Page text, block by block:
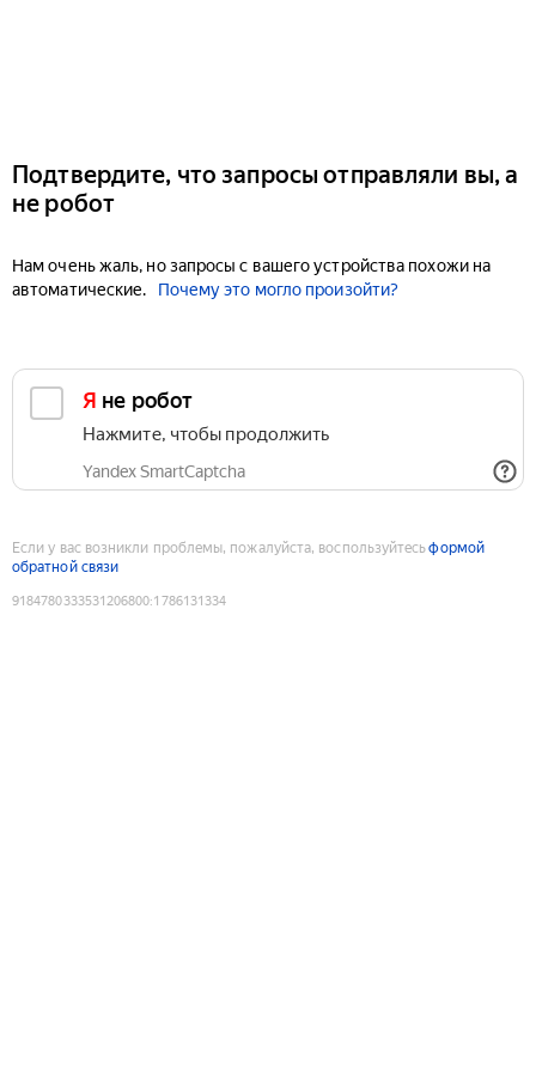
Подтвердите, что запросы отправляли вы, а
не робот
Нам очень жаль, но запросы с вашего устройства похожи на
автоматические.
Почему это могло произойти?
Я не робот
Нажмите, чтобы продолжить
Yandex SmartCaptcha
Если у вас возникли проблемы, пожалуйста, воспользуйтесьформой
обратной связи
9184780333531206800:1786131334